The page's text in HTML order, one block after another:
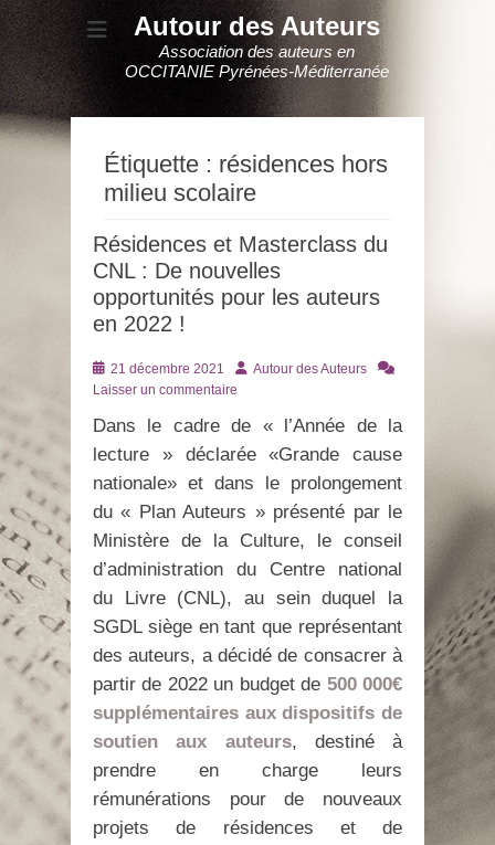
Autour des Auteurs
Association des auteurs en
OCCITANIE Pyrénées-Méditerranée
Étiquette : résidences hors
milieu scolaire
Résidences et Masterclass du
CNL : De nouvelles
opportunités pour les auteurs
en 2022 !
Posté
le
21 décembre 2021 AuteurAutour des Auteurs
Laisser un commentaire
Dans le cadre de « l’Année de la
lecture » déclarée «Grande cause
nationale» et dans le prolongement
du « Plan Auteurs » présenté par le
Ministère de la Culture, le conseil
d’administration du Centre national
du Livre (CNL), au sein duquel la
SGDL siège en tant que représentant
des auteurs, a décidé de consacrer à
partir de 2022 un budget de 500 000€
supplémentaires aux dispositifs de
soutien aux auteurs, destiné à
prendre en charge leurs
rémunérations pour de nouveaux
projets de résidences et de